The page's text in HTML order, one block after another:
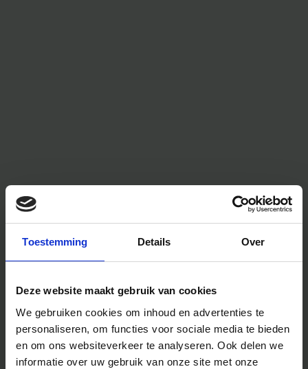
Toestemming Details Over
Deze website maakt gebruik van cookies
We gebruiken cookies om inhoud en advertenties te
personaliseren, om functies voor sociale media te bieden
en om ons websiteverkeer te analyseren. Ook delen we
informatie over uw gebruik van onze site met onze